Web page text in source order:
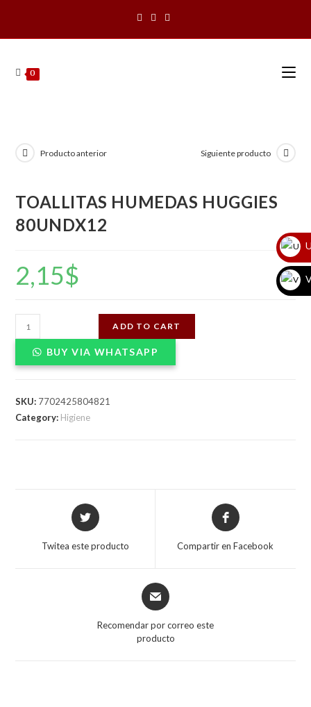
contenido
0
Producto anterior Siguiente producto
TOALLITAS HUMEDAS HUGGIES
80UNDX12
2,15$
TOALLITAS
HUMEDAS
HUGGIES
ADD TO CART
BUY VIA WHATSAPP
SKU: 7702425804821
Category: Higiene
Opens
in
Twitea este producto
Opens
in
Compartir en Facebook
Opens
in
new
Recomendar por correo este
producto